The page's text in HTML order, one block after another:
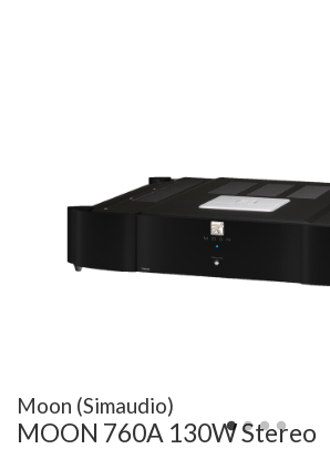
Moon (Simaudio)
MOON 760A 130W Stereo